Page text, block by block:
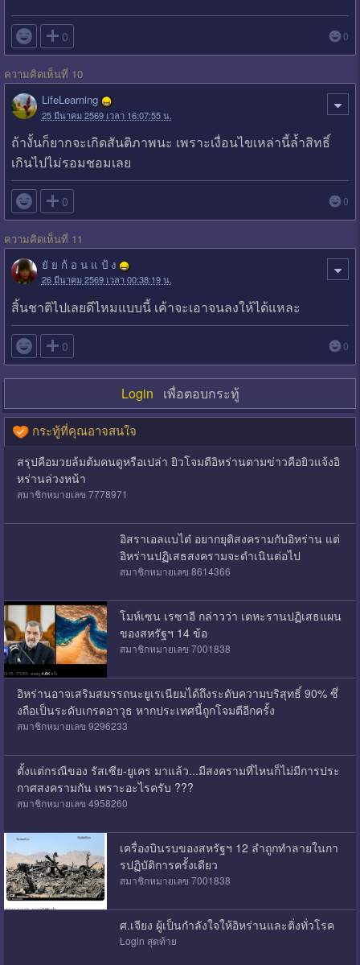
 0 0
ความคิดเห็นที่ 10
LifeLearning
25 มีนาคม 2569 เวลา 16:07:55 น.
ถ้างั้นก็ยากจะเกิดสันติภาพนะ เพราะเงื่อนไขเหล่านี้ล้ำสิทธิ์
เกินไปไม่รอมชอมเลย
 0 0
ความคิดเห็นที่ 11
ยั ย ก้ อ น แ ป้ ง
26 มีนาคม 2569 เวลา 00:38:19 น.
สิ้นชาติไปเลยดีไหมแบบนี้ เค้าจะเอาจนลงให้ได้แหละ
 0 0
Login เพื่อตอบกระทู้
กระทู้ที่คุณอาจสนใจ
สรุปคือมวยล้มต้มคนดูหรือเปล่า ยิวโจมตีอิหร่านตามข่าวคือยิวแจ้งอิ
หร่านล่วงหน้า
สมาชิกหมายเลข 7778971
อิสราเอลแบไต๋ อยากยุติสงครามกับอิหร่าน แต่
อิหร่านปฏิเสธสงครามจะดำเนินต่อไป
สมาชิกหมายเลข 8614366
โมห์เซน เรซาอี กล่าวว่า เตหะรานปฏิเสธแผน
ของสหรัฐฯ 14 ข้อ
สมาชิกหมายเลข 7001838
อิหร่านอาจเสริมสมรรถนะยูเรเนียมได้ถึงระดับความบริสุทธิ์ 90% ซึ่
งถือเป็นระดับเกรดอาวุธ หากประเทศนี้ถูกโจมตีอีกครั้ง
สมาชิกหมายเลข 9296233
ตั้งแต่กรณีของ รัสเซีย-ยูเคร มาแล้ว...มีสงครามที่ไหนก็ไม่มีการประ
กาศสงครามกัน เพราะอะไรครับ ???
สมาชิกหมายเลข 4958260
เครื่องบินรบของสหรัฐฯ 12 ลำถูกทำลายในกา
รปฏิบัติการครั้งเดียว
สมาชิกหมายเลข 7001838
ศ.เจียง ผู้เป็นกำลังใจให้อิหร่านและติ่งทั่วโรค
Login สุดท้าย